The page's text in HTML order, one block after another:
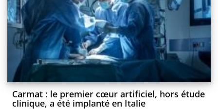
Carmat : le premier cœur artificiel, hors étude
clinique, a été implanté en Italie